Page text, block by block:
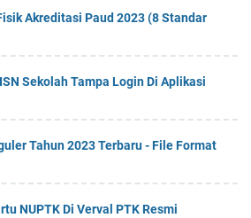
Akreditasi Paud 2023 (8 Standar
Sekolah Tampa Login Di Aplikasi
Tahun 2023 Terbaru - File Format
NUPTK Di Verval PTK Resmi